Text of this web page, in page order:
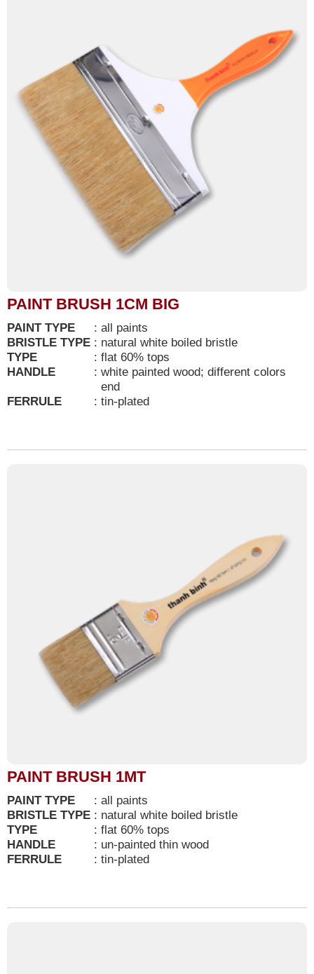
PAINT BRUSH 1CM BIG
PAINT TYPE : all paints
BRISTLE TYPE : natural white boiled bristle
TYPE
: flat 60% tops
HANDLE
: white painted wood; different colors
end
FERRULE
: tin-plated
PAINT BRUSH 1MT
PAINT TYPE : all paints
BRISTLE TYPE : natural white boiled bristle
TYPE
: flat 60% tops
HANDLE
: un-painted thin wood
FERRULE
: tin-plated